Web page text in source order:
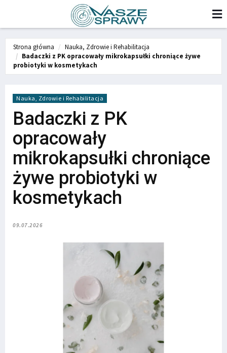
Strona główna
Nauka, Zdrowie i Rehabilitacja
Badaczki z PK opracowały mikrokapsułki chroniące żywe
probiotyki w kosmetykach
Nauka, Zdrowie i Rehabilitacja
Badaczki z PK
opracowały
mikrokapsułki chroniące
żywe probiotyki w
kosmetykach
09.07.2026